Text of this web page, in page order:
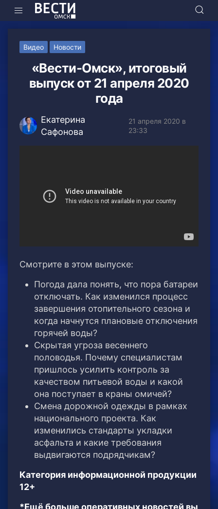
Видео Новости
«Вести-Омск», итоговый
выпуск от 21 апреля 2020
года
Екатерина
Сафонова
21 апреля 2020 в
23:33
Смотрите в этом выпуске:
Погода дала понять, что пора батареи
отключать. Как изменился процесс
завершения отопительного сезона и
когда начнутся плановые отключения
горячей воды?
Скрытая угроза весеннего
половодья. Почему специалистам
пришлось усилить контроль за
качеством питьевой воды и какой
она поступает в краны омичей?
Смена дорожной одежды в рамках
национального проекта. Как
изменились стандарты укладки
асфальта и какие требования
выдвигаются подрядчикам?
Категория информационной продукции
12+